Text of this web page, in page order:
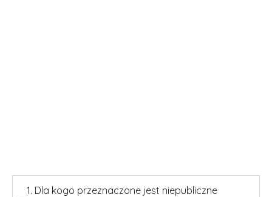
1. Dla kogo przeznaczone jest niepubliczne